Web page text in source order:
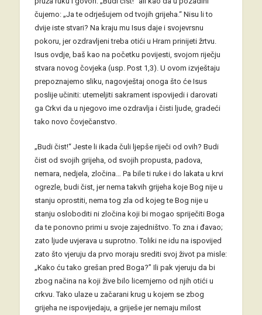
čujemo: „Ja te odrješujem od tvojih grijeha.“ Nisu li to
dvije iste stvari? Na kraju mu Isus daje i svojevrsnu
pokoru, jer ozdravljeni treba otići u Hram prinijeti žrtvu.
Isus ovdje, baš kao na početku povijesti, svojom riječju
stvara novog čovjeka (usp. Post 1,3). U ovom izvještaju
prepoznajemo sliku, nagovještaj onoga što će Isus
poslije učiniti: utemeljiti sakrament ispovijedi i darovati
ga Crkvi da u njegovo ime ozdravlja i čisti ljude, gradeći
tako novo čovječanstvo.
„Budi čist!“ Jeste li ikada čuli ljepše riječi od ovih? Budi
čist od svojih grijeha, od svojih propusta, padova,
nemara, nedjela, zločina… Pa bile ti ruke i do lakata u krvi
ogrezle, budi čist, jer nema takvih grijeha koje Bog nije u
stanju oprostiti, nema tog zla od kojeg te Bog nije u
stanju osloboditi ni zločina koji bi mogao spriječiti Boga
da te ponovno primi u svoje zajedništvo. To zna i đavao;
zato ljude uvjerava u suprotno. Toliki ne idu na ispovijed
zato što vjeruju da prvo moraju srediti svoj život pa misle:
„Kako ću tako grešan pred Boga?” Ili pak vjeruju da bi
zbog načina na koji žive bilo licemjerno od njih otići u
crkvu. Tako ulaze u začarani krug u kojem se zbog
grijeha ne ispovijedaju, a griješe jer nemaju milost